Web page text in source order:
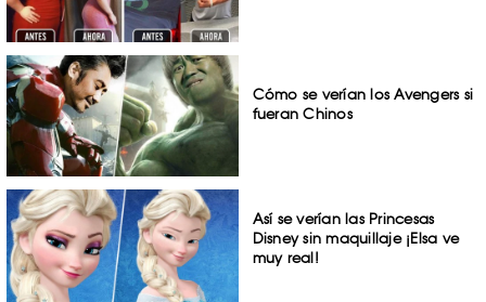
Cómo se verían los Avengers si
fueran Chinos
Así se verían las Princesas
Disney sin maquillaje ¡Elsa ve
muy real!